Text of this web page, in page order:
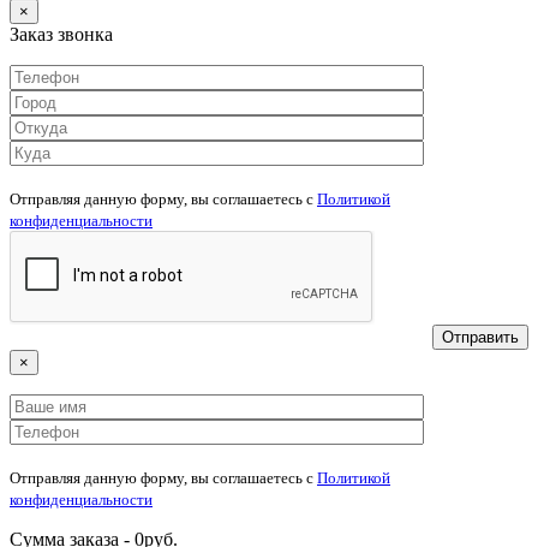
×
Заказ звонка
Отправляя данную форму, вы соглашаетесь c Политикой
конфиденциальности
×
Отправляя данную форму, вы соглашаетесь c Политикой
конфиденциальности
Сумма заказа - 0руб.